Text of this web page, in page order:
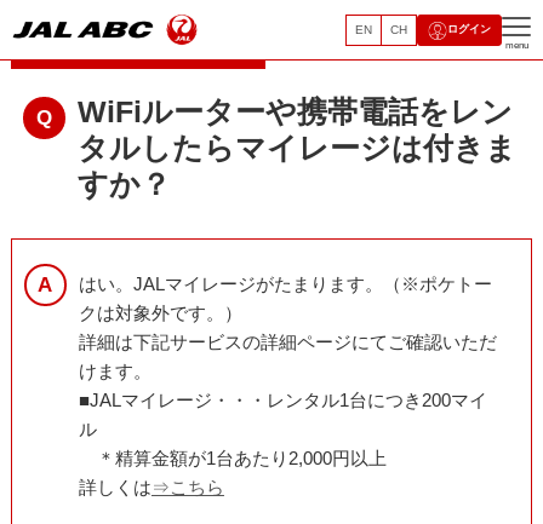
EN CH ログイン
menu
レンタルモバイルサービス
WiFiルーターや携帯電話をレン
タルしたらマイレージは付きま
すか？
はい。JALマイレージがたまります。（※ポケトー
クは対象外です。）
詳細は下記サービスの詳細ページにてご確認いただ
けます。
■JALマイレージ・・・レンタル1台につき200マイ
ル
＊精算金額が1台あたり2,000円以上
詳しくは⇒こちら